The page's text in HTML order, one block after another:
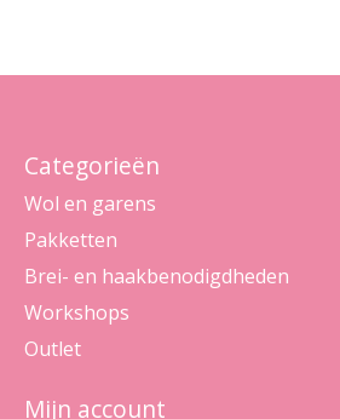
Categorieën
Wol en garens
Pakketten
Brei- en haakbenodigdheden
Workshops
Outlet
Mijn account